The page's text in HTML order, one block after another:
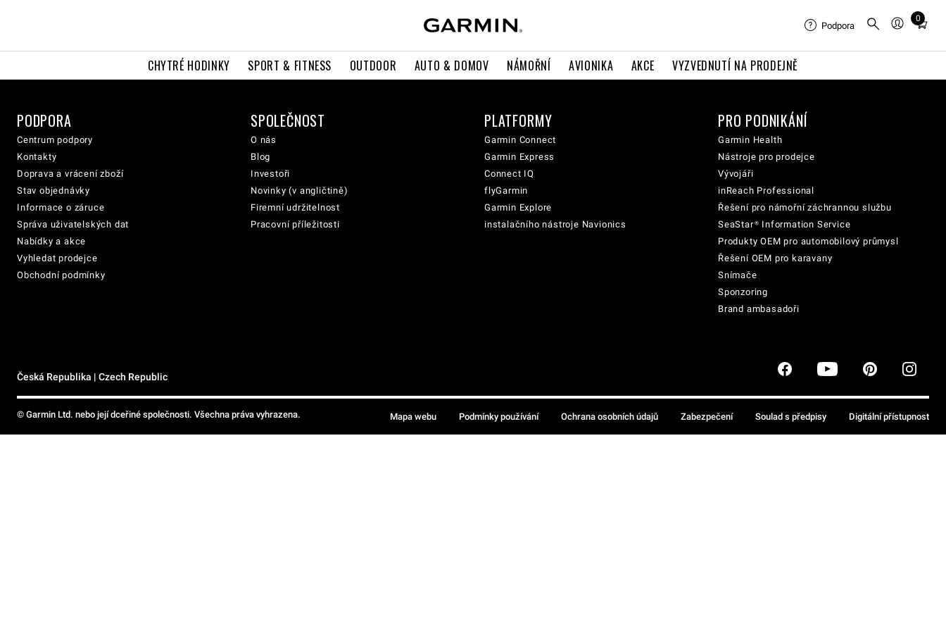
CHYTRÉ HODINKY SPORT & FITNESS OUTDOOR AUTO & DOMOV NÁMOŘNÍ AVIONIKA AKCE VYZVEDNUTÍ NA PRODEJNĚ
Podpora
0
Total
cart:
PODPORA
Centrum podpory
Kontakty
Doprava a vrácení zboží
Stav objednávky
Informace o záruce
Správa uživatelských dat
Nabídky a akce
Vyhledat prodejce
Obchodní podmínky
SPOLEČNOST
O nás
Blog
Investoři
Novinky (v angličtině)
Firemní udržitelnost
Pracovní příležitosti
PLATFORMY
Garmin Connect
Garmin Express
Connect IQ
flyGarmin
Garmin Explore
instalačního nástroje Navionics
PRO PODNIKÁNÍ
Garmin Health
Nástroje pro prodejce
Vývojáři
inReach Professional
Řešení pro námořní záchrannou službu
SeaStar® Information Service
Produkty OEM pro automobilový průmysl
Řešení OEM pro karavany
Snímače
Sponzoring
Brand ambasadoři
Česká Republika | Czech Republic
© Garmin Ltd. nebo její dceřiné společnosti. Všechna práva vyhrazena. Mapa webu Podmínky používání Ochrana osobních údajů Zabezpečení Soulad s předpisy Digitální přístupnost